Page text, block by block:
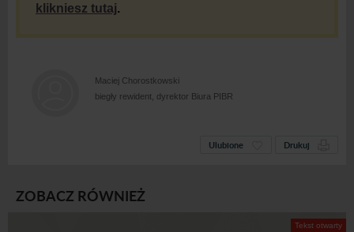
klikniesz tutaj.
Maciej Chorostkowski
biegły rewident, dyrektor Biura PIBR
Ulubione Drukuj
ZOBACZ RÓWNIEŻ
Tekst otwarty